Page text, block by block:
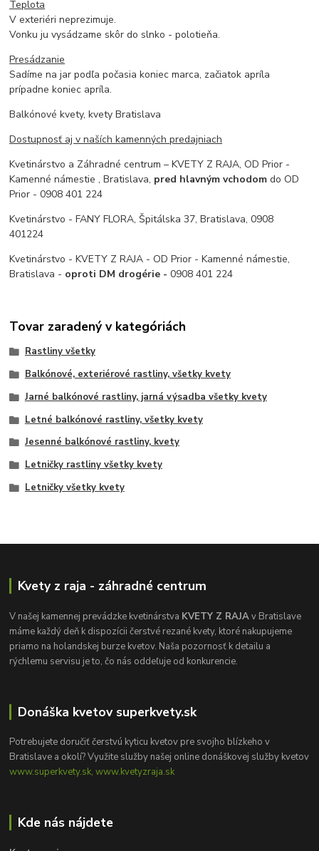
Teplota
V exteriéri neprezimuje.
Vonku ju vysádzame skôr do slnko - polotieňa.
Presádzanie
Sadíme na jar podľa počasia koniec marca, začiatok apríla
prípadne koniec apríla.
Balkónové kvety, kvety Bratislava
Dostupnosť aj v naších kamenných predajniach
Kvetinárstvo a Záhradné centrum – KVETY Z RAJA, OD Prior -
Kamenné námestie , Bratislava, pred hlavným vchodom do OD
Prior - 0908 401 224
Kvetinárstvo - FANY FLORA, Špitálska 37, Bratislava, 0908
401224
Kvetinárstvo - KVETY Z RAJA - OD Prior - Kamenné námestie,
Bratislava - oproti DM drogérie -0908 401 224
Tovar zaradený v kategóriách
Rastliny všetky
Balkónové, exteriérové rastliny, všetky kvety
Jarné balkónové rastliny, jarná výsadba všetky kvety
Letné balkónové rastliny, všetky kvety
Jesenné balkónové rastliny, kvety
Letničky rastliny všetky kvety
Letničky všetky kvety
Kvety z raja - záhradné centrum
V našej kamennej prevádzke kvetinárstva KVETY Z RAJAv Bratislave
máme každý deň k dispozícii čerstvé rezané kvety, ktoré nakupujeme
priamo na holandskej burze kvetov. Naša pozornosť k detailu a
rýchlemu servisu je to, čo nás oddeľuje od konkurencie.
Donáška kvetov superkvety.sk
Potrebujete doručiť čerstvú kyticu kvetov pre svojho blízkeho v
Bratislave a okolí? Využite služby našej online donáškovej služby kvetov
www.superkvety.sk, www.kvetyzraja.sk
Kde nás nájdete